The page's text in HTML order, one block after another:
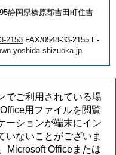
静岡県榛原郡吉田町住吉
2153 FAX/0548-33-2155 E-
でご利用されている場
用ファイルを閲覧
ーションが端末にイン
いないことがございま
Microsoft Officeまたは